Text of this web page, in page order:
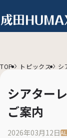
TOP トピックス シ
シアター
ご案内
2026年03月12日